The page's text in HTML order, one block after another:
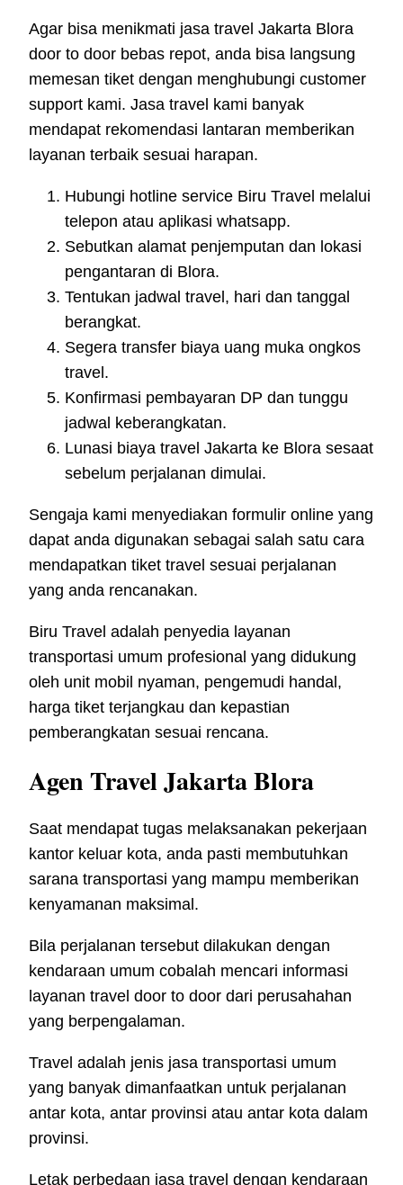
Agar bisa menikmati jasa travel Jakarta Blora
door to door bebas repot, anda bisa langsung
memesan tiket dengan menghubungi customer
support kami. Jasa travel kami banyak
mendapat rekomendasi lantaran memberikan
layanan terbaik sesuai harapan.
Hubungi hotline service Biru Travel melalui
telepon atau aplikasi whatsapp.
Sebutkan alamat penjemputan dan lokasi
pengantaran di Blora.
Tentukan jadwal travel, hari dan tanggal
berangkat.
Segera transfer biaya uang muka ongkos
travel.
Konfirmasi pembayaran DP dan tunggu
jadwal keberangkatan.
Lunasi biaya travel Jakarta ke Blora sesaat
sebelum perjalanan dimulai.
Sengaja kami menyediakan formulir online yang
dapat anda digunakan sebagai salah satu cara
mendapatkan tiket travel sesuai perjalanan
yang anda rencanakan.
Biru Travel adalah penyedia layanan
transportasi umum profesional yang didukung
oleh unit mobil nyaman, pengemudi handal,
harga tiket terjangkau dan kepastian
pemberangkatan sesuai rencana.
Agen Travel Jakarta Blora
Saat mendapat tugas melaksanakan pekerjaan
kantor keluar kota, anda pasti membutuhkan
sarana transportasi yang mampu memberikan
kenyamanan maksimal.
Bila perjalanan tersebut dilakukan dengan
kendaraan umum cobalah mencari informasi
layanan travel door to door dari perusahahan
yang berpengalaman.
Travel adalah jenis jasa transportasi umum
yang banyak dimanfaatkan untuk perjalanan
antar kota, antar provinsi atau antar kota dalam
provinsi.
Letak perbedaan jasa travel dengan kendaraan